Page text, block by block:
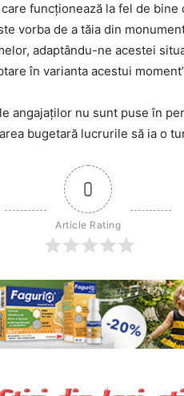
funcționează la fel de bine
vorba de a tăia din
adaptându-ne acestei
în varianta acestui
angajaților nu sunt puse în
bugetară lucrurile să ia o
0
Article Rating